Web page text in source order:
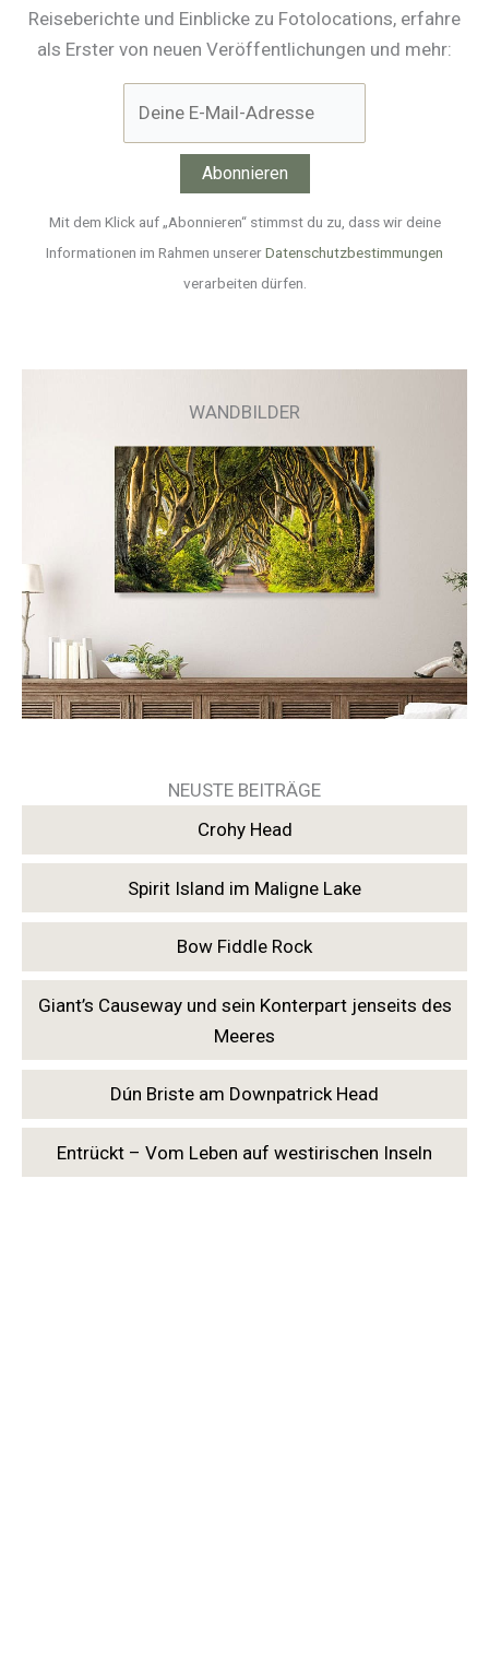
Reiseberichte und Einblicke zu Fotolocations, erfahre
als Erster von neuen Veröffentlichungen und mehr:
Mit dem Klick auf „Abonnieren“ stimmst du zu, dass wir deine
Informationen im Rahmen unsererDatenschutzbestimmungen
verarbeiten dürfen.
WANDBILDER
NEUSTE BEITRÄGE
Crohy Head
Spirit Island im Maligne Lake
Bow Fiddle Rock
Giant’s Causeway und sein Konterpart jenseits des
Meeres
Dún Briste am Downpatrick Head
Entrückt – Vom Leben auf westirischen Inseln